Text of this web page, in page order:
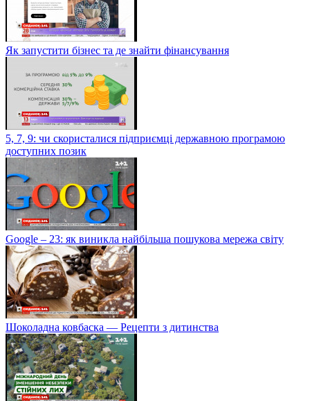
Як запустити бізнес та де знайти фінансування
5, 7, 9: чи скористалися підприємці державною програмою
доступних позик
Google – 23: як виникла найбільша пошукова мережа світу
Шоколадна ковбаска — Рецепти з дитинства